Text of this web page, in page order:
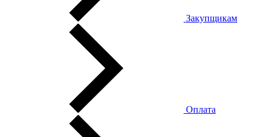
Закупщикам
Оплата